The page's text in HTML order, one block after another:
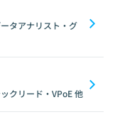
タアナリスト・グ
クリード・VPoE他